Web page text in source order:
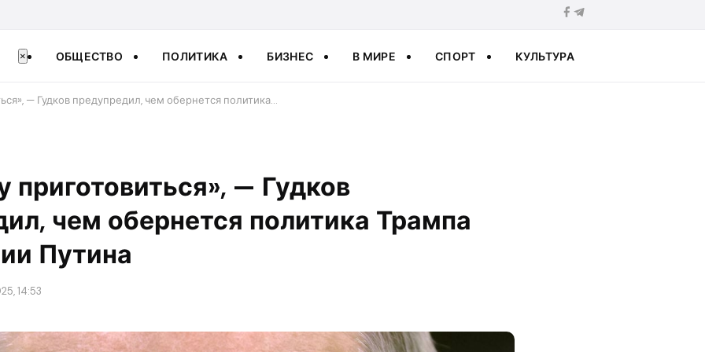
× ОБЩЕСТВО ПОЛИТИКА БИЗНЕС В МИРЕ СПОРТ КУЛЬТУРА
— Гудков предупредил, чем обернется политика…
приготовиться», — Гудков
чем обернется политика Трампа
Путина
14:53